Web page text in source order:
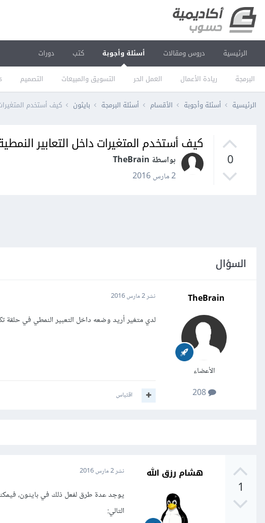
الرئيسية دروس ومقالات أسئلة وأجوبة
البرمجة ريادة الأعمال العمل الحر التسويق والمبيعات التصميم
كتب دورات
الرئيسية أسئلة وأجوبة الأقسام أسئلة البرمجة بايثون كيف أستخدم
0
كيف أستخدم المتغيرات داخل التعابير
بواسطة TheBrain
2 مارس 2016
السؤال
TheBrain
الأعضاء
208
نشر2 مارس 2016
لدي متغير أريد وضعه داخل التعبير النمطي في حلقة
اقتباس
1
هشام رزق الله نشر2 مارس 2016
يوجد عدة طرق لفعل ذلك في بايثون،
التالي: